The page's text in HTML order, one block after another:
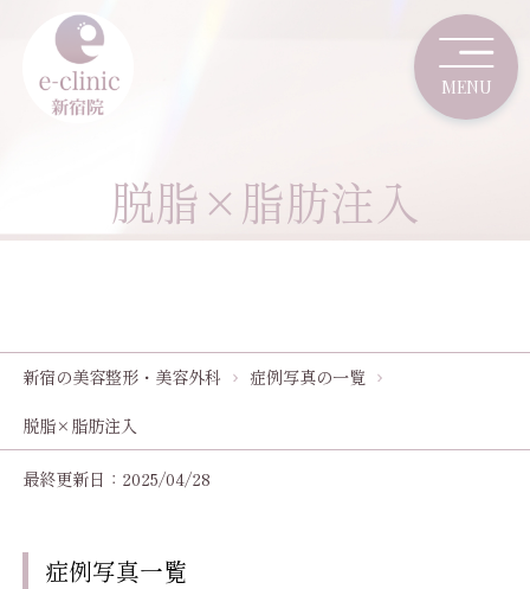
脱脂×脂肪注入
新宿の美容整形・美容外科
症例写真の一覧
脱脂×脂肪注入
最終更新日：2025/04/28
症例写真一覧